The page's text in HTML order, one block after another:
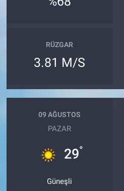
RÜZGAR
3.81 M/S
09 AĞUSTOS
PAZAR
29°
Güneşli